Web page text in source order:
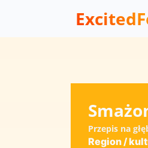
Przepis na
Region /